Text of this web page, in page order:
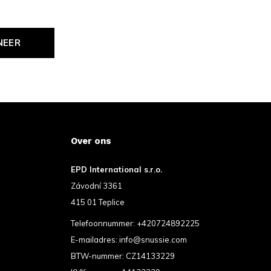
Over ons
EPD International s.r.o.
Závodní 3361
415 01 Teplice
Telefoonnummer: +420724892225
E-mailadres: info@snussie.com
BTW-nummer: CZ14133229